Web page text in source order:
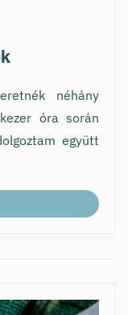
néhány
óra során
együtt